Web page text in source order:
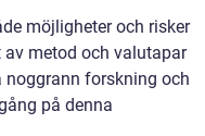
möjligheter och risker
metod och valutapar
noggrann forskning och
på denna